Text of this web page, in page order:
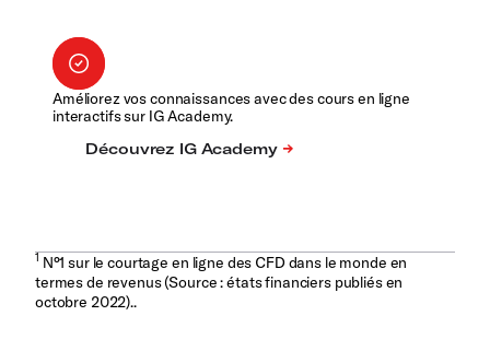
Améliorez vos connaissances avec des cours en ligne
interactifs sur IG Academy.
1N°1 sur le courtage en ligne des CFD dans le monde en
termes de revenus (Source : états financiers publiés en
octobre 2022)..